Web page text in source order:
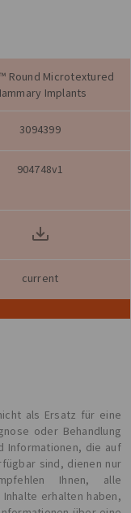
Round Microtextured
Implants
3094399
904748v1
current
als Ersatz für eine
oder Behandlung
Informationen, die auf
sind, dienen nur
Ihnen, alle
erhalten haben,